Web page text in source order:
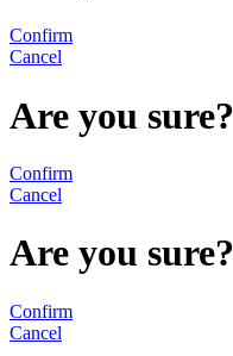
Confirm
Cancel
Are you sure?
Confirm
Cancel
Are you sure?
Confirm
Cancel